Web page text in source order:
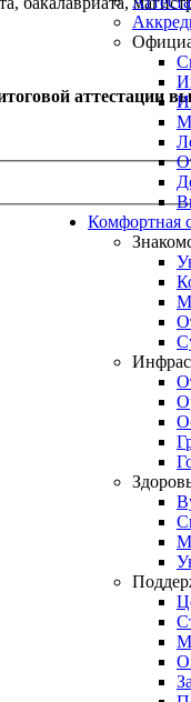
Комфортная
аттестации